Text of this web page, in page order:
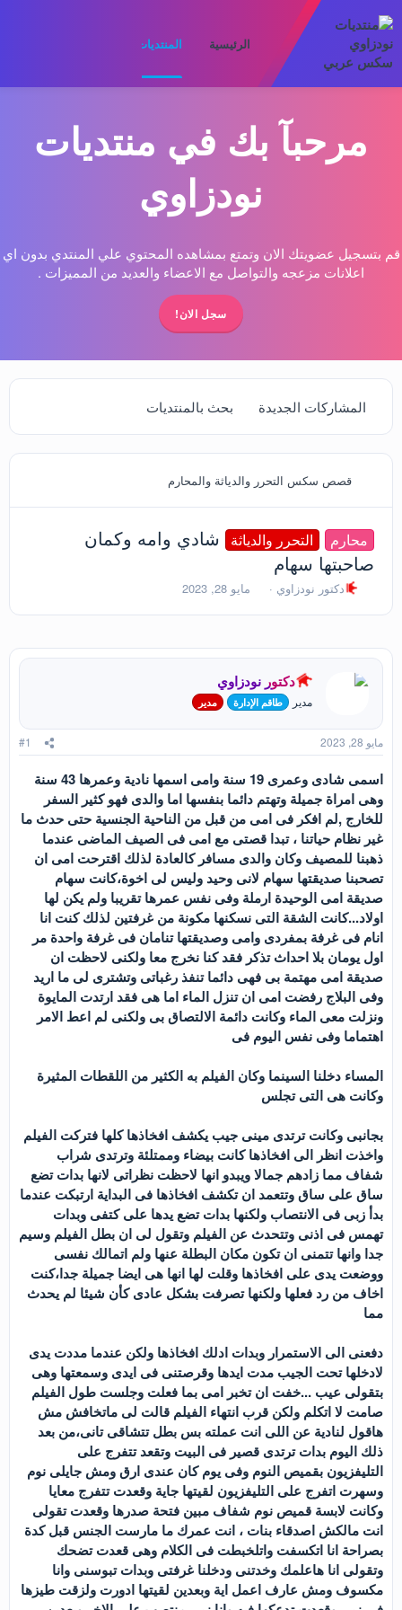
الرئيسية المنتديات
مرحبآ بك في منتديات
نودزاوي
قم بتسجيل عضويتك الان وتمتع بمشاهده المحتوي علي المنتدي بدون اي
اعلانات مزعجه والتواصل مع الاعضاء والعديد من المميزات .
سجل الان!
المشاركات الجديدة بحث بالمنتديات
قصص سكس التحرر والدياثة والمحارم
محارم التحرر والدياثة
شادي وامه وكمان
صاحبتها سهام
ب
د
ا
م
و
ع
دكتور نودزاوي
ت
ر
خ
ل
ب
د
ء
مايو 28, 2023
دكتور نودزاوي
مدير طاقم الإدارة مدير
مايو 28, 2023 #1
اسمى شادى وعمرى 19 سنة وامى اسمها نادية وعمرها 43 سنة
وهى امراة جميلة وتهتم دائما بنفسها اما والدى فهو كثير السفر
للخارج ,لم افكر فى امى من قبل من الناحية الجنسية حتى حدث ما
غير نظام حياتنا ، تبدا قصتى مع امى فى الصيف الماضى عندما
ذهبنا للمصيف وكان والدى مسافر كالعادة لذلك اقترحت امى ان
تصحبنا صديقتها سهام لانى وحيد وليس لى اخوة،كانت سهام
صديقة امى الوحيدة ارملة وفى نفس عمرها تقريبا ولم يكن لها
اولاد...كانت الشقة التى نسكنها مكونة من غرفتين لذلك كنت انا
انام فى غرفة بمفردى وامى وصديقتها تنامان فى غرفة واحدة مر
اول يومان بلا احداث تذكر فقد كنا نخرج معا ولكنى لاحظت ان
صديقة امى مهتمة بى فهى دائما تنفذ رغباتى وتشترى لى ما اريد
وفى البلاج رفضت امى ان تنزل الماء اما هى فقد ارتدت المايوة
ونزلت معى الماء وكانت دائمة الالتصاق بى ولكنى لم اعط الامر
اهتماما وفى نفس اليوم فى
المساء دخلنا السينما وكان الفيلم به الكثير من اللقطات المثيرة
وكانت هى التى تجلس
بجانبى وكانت ترتدى مينى جيب يكشف افخاذها كلها فتركت الفيلم
واخذت انظر الى افخاذها كانت بيضاء وممتلئة وترتدى شراب
شفاف مما زادهم جمالا ويبدو انها لاحظت نظراتى لانها بدات تضع
ساق على ساق وتتعمد ان تكشف افخاذها فى البداية ارتبكت عندما
بدأ زبى فى الانتصاب ولكنها بدات تضع يدها على كتفى وبدات
تهمس فى اذنى وتتحدث عن الفيلم وتقول لى ان بطل الفيلم وسيم
جدا وانها تتمنى ان تكون مكان البطلة عنها ولم اتمالك نفسى
ووضعت يدى على افخاذها وقلت لها انها هى ايضا جميلة جدا،كنت
اخاف من رد فعلها ولكنها تصرفت بشكل عادى كأن شيئا لم يحدث
مما
دفعنى الى الاستمرار وبدات ادلك افخاذها ولكن عندما مددت يدى
لادخلها تحت الجيب مدت ايدها وقرصتنى فى ايدى وسمعتها وهى
بتقولى عيب ...خفت ان تخبر امى بما فعلت وجلست طول الفيلم
صامت لا اتكلم ولكن قرب انتهاء الفيلم قالت لى ماتخافش مش
هاقول لنادية عن اللى انت عملته بس بطل تتشاقى تانى،من بعد
ذلك اليوم بدات ترتدى قصير فى البيت وتقعد تتفرج على
التليفزيون بقميص النوم وفى يوم كان عندى ارق ومش جايلى نوم
وسهرت اتفرج على التليفزيون لقيتها جاية وقعدت تتفرج معايا
وكانت لابسة قميص نوم شفاف مبين فتحة صدرها وقعدت تقولى
انت مالكش اصدقاء بنات ، انت عمرك ما مارست الجنس قبل كدة
بصراحة انا اتكسفت واتلخبطت فى الكلام وهى قعدت تضحك
وتقولى انا هاعلمك وخدتنى ودخلنا غرفتى وبدات تبوسنى وانا
مكسوف ومش عارف اعمل اية وبعدين لقيتها ادورت ولزقت طيزها